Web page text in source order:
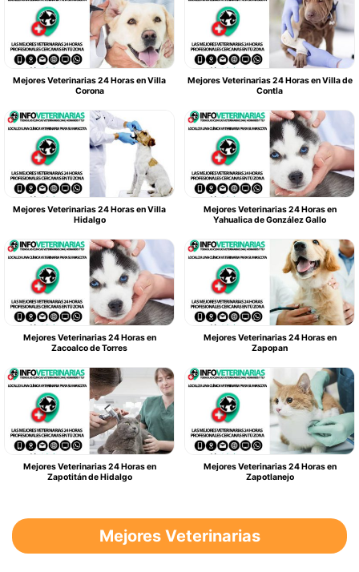
Mejores Veterinarias 24 Horas en Villa
Corona
Mejores Veterinarias 24 Horas en Villa de
Contla
Mejores Veterinarias 24 Horas en Villa
Hidalgo
Mejores Veterinarias 24 Horas en
Yahualica de González Gallo
Mejores Veterinarias 24 Horas en
Zacoalco de Torres
Mejores Veterinarias 24 Horas en
Zapopan
Mejores Veterinarias 24 Horas en
Zapotitán de Hidalgo
Mejores Veterinarias 24 Horas en
Zapotlanejo
Mejores Veterinarias